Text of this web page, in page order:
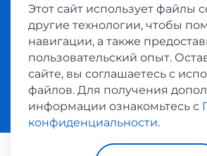
Политика
Публичная оферта
Условия пользования сервисом
Этот сайт использует файлы
другие технологии, чтобы
навигации, а также
пользовательский опыт.
сайте, вы соглашаетесь с
файлов. Для получения
информации ознакомьтесь с
конфиденциальности.